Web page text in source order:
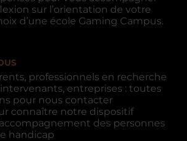
sur l’orientation de votre
d’une école Gaming Campus.
professionnels en recherche
entreprises : toutes
pour nous contacter
connaître notre dispositif
des personnes
handicap